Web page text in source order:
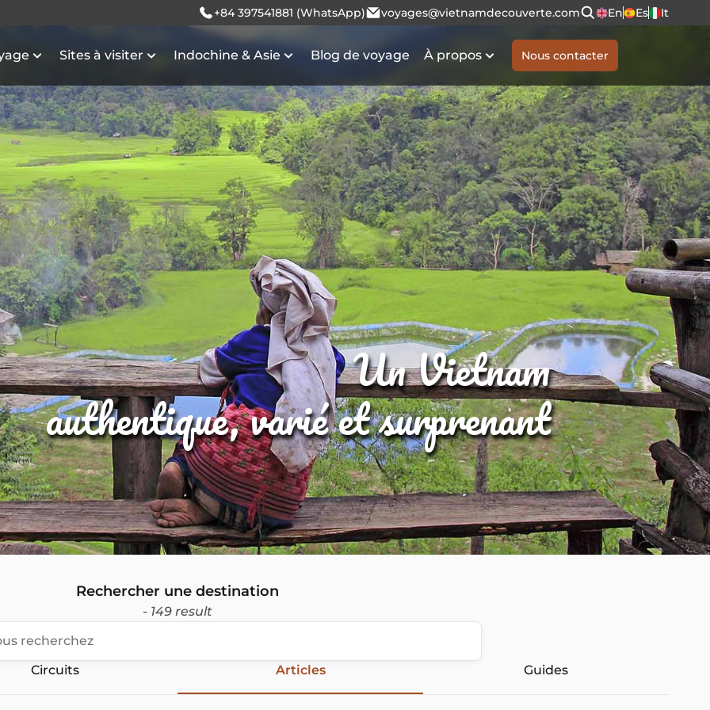
+84 397541881 (WhatsApp) voyages@vietnamdecouverte.com En Es It
Sites à visiter Indochine & Asie Blog de voyage À propos Nous contacter
Un Vietnam
authentique, varié et surprenant
Rechercher une destination
- 149 result
Circuits Articles Guides